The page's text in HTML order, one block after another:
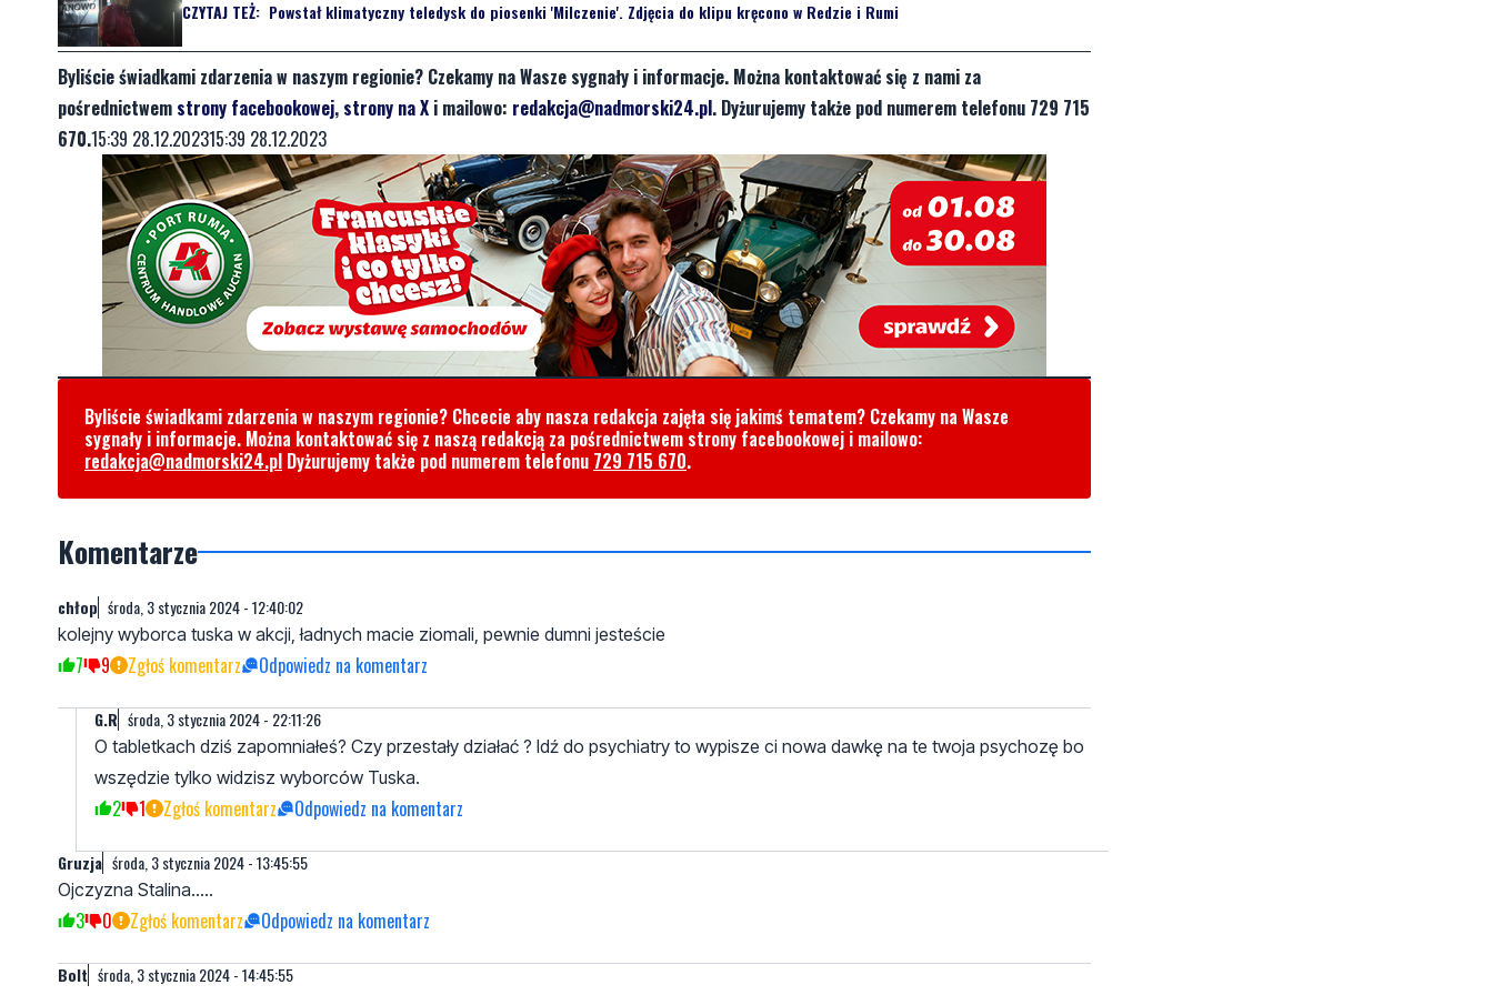
CZYTAJ TEŻ: Powstał klimatyczny teledysk do piosenki 'Milczenie'. Zdjęcia do klipu kręcono w Redzie i Rumi
Byliście świadkami zdarzenia w naszym regionie? Czekamy na Wasze sygnały i informacje. Można kontaktować się z nami za
pośrednictwem strony facebookowej, strony na X i mailowo: redakcja@nadmorski24.pl. Dyżurujemy także pod numerem telefonu 729 715
670.15:39 28.12.202315:39 28.12.2023
Byliście świadkami zdarzenia w naszym regionie? Chcecie aby nasza redakcja zajęła się jakimś tematem? Czekamy na Wasze
sygnały i informacje. Można kontaktować się z naszą redakcją za pośrednictwem strony facebookowej i mailowo:
redakcja@nadmorski24.pl Dyżurujemy także pod numerem telefonu 729 715 670.
Komentarze
chłop środa, 3 stycznia 2024 - 12:40:02
kolejny wyborca tuska w akcji, ładnych macie ziomali, pewnie dumni jesteście
7 9 Zgłoś komentarz Odpowiedz na komentarz
G.R środa, 3 stycznia 2024 - 22:11:26
O tabletkach dziś zapomniałeś? Czy przestały działać ? Idź do psychiatry to wypisze ci nowa dawkę na te twoja psychozę bo
wszędzie tylko widzisz wyborców Tuska.
2 1 Zgłoś komentarz Odpowiedz na komentarz
Gruzja środa, 3 stycznia 2024 - 13:45:55
Ojczyzna Stalina.....
3 0 Zgłoś komentarz Odpowiedz na komentarz
Bolt środa, 3 stycznia 2024 - 14:45:55